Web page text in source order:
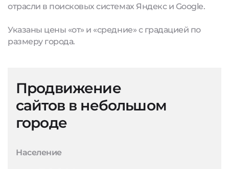
отрасли в поисковых системах Яндекс и Google.
Указаны цены «от» и «средние» с градацией по
размеру города.
Продвижение
сайтов в небольшом
городе
Население